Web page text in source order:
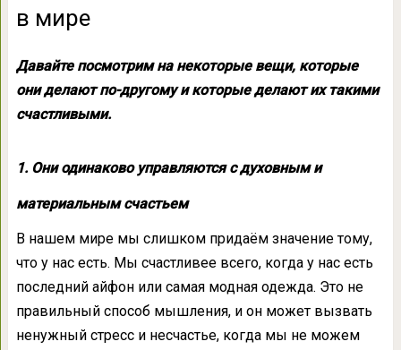
в мире
Давайте посмотрим на некоторые вещи, которые
они делают по-другому и которые делают их такими
счастливыми.
1. Они одинаково управляются с духовным и
материальным счастьем
В нашем мире мы слишком придаём значение тому,
что у нас есть. Мы счастливее всего, когда у нас есть
последний айфон или самая модная одежда. Это не
правильный способ мышления, и он может вызвать
ненужный стресс и несчастье, когда мы не можем